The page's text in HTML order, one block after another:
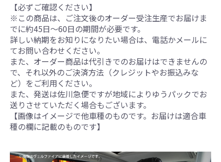
【必ずご確認ください】
※この商品は、ご注文後のオーダー受注生産でお届けま
でに約45日～60日の期間が必要です。
詳しい納期をお知りになりたい場合は、電話かメールに
てお問い合わせください。
また、オーダー商品は代引きでのお届けはできませんの
で、それ以外のご決済方法（クレジットやお振込みな
ど）をご利用ください。
また、発送は佐川急便ですが地域によりゆうパックでお
送りさせていただく場合もございます。
【画像はイメージで他車種のものです。お届けは適合車
種の欄に記載のものです】